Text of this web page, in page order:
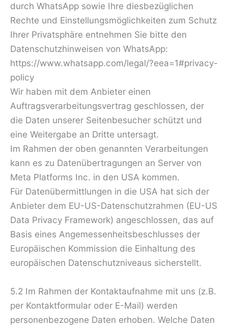
durch WhatsApp sowie Ihre diesbezüglichen
Rechte und Einstellungsmöglichkeiten zum Schutz
Ihrer Privatsphäre entnehmen Sie bitte den
Datenschutzhinweisen von WhatsApp:
https://www.whatsapp.com/legal/?eea=1#privacy-
policy
Wir haben mit dem Anbieter einen
Auftragsverarbeitungsvertrag geschlossen, der
die Daten unserer Seitenbesucher schützt und
eine Weitergabe an Dritte untersagt.
Im Rahmen der oben genannten Verarbeitungen
kann es zu Datenübertragungen an Server von
Meta Platforms Inc. in den USA kommen.
Für Datenübermittlungen in die USA hat sich der
Anbieter dem EU-US-Datenschutzrahmen (EU-US
Data Privacy Framework) angeschlossen, das auf
Basis eines Angemessenheitsbeschlusses der
Europäischen Kommission die Einhaltung des
europäischen Datenschutzniveaus sicherstellt.
5.2 Im Rahmen der Kontaktaufnahme mit uns (z.B.
per Kontaktformular oder E-Mail) werden
personenbezogene Daten erhoben. Welche Daten